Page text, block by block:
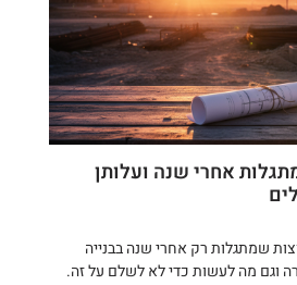
אחרי שנה ועלותן
שמתגלות רק אחרי שנה בבנייה
וגם מה לעשות כדי לא לשלם על זה.